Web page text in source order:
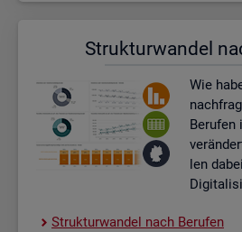
Struk­tur­wan­del
Wie
Be­ru­fen
len
Struk­tur­wan­del nach Be­ru­fen